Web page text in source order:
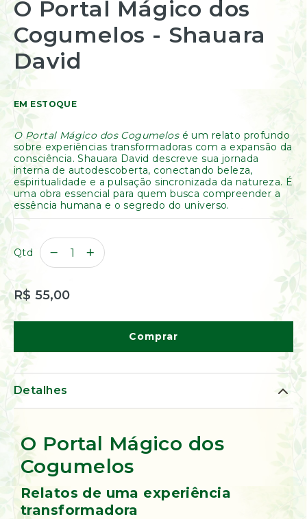
Resinas
/
Incensos
Naturais
Óleos
Essenciais
Vegetais
Perfumados
Incensos
Incensários
Difusores
Aromáticos
Difusores
Livros
Diversos
Banho
Ervas
para
o
início
da
Galeria
de
O Portal Mágico dos
Cogumelos - Shauara
David
EM ESTOQUE
O Portal Mágico dos Cogumelosé um relato profundo
sobre experiências transformadoras com a expansão da
consciência. Shauara David descreve sua jornada
interna de autodescoberta, conectando beleza,
espiritualidade e a pulsação sincronizada da natureza. É
uma obra essencial para quem busca compreender a
essência humana e o segredo do universo.
Qtd
R$ 55,00
Comprar
Detalhes
O Portal Mágico dos
Cogumelos
Relatos de uma experiência
transformadora